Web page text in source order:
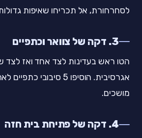
לסחרחורת, אל תכריחו שאיפות
3. דקה של צוואר וכתפיים
הטו ראש בעדינות לצד אחד ואז לצד
אגרסיבית. הוסיפו 5
מושכים.
4. דקה של פתיחת בית חזה